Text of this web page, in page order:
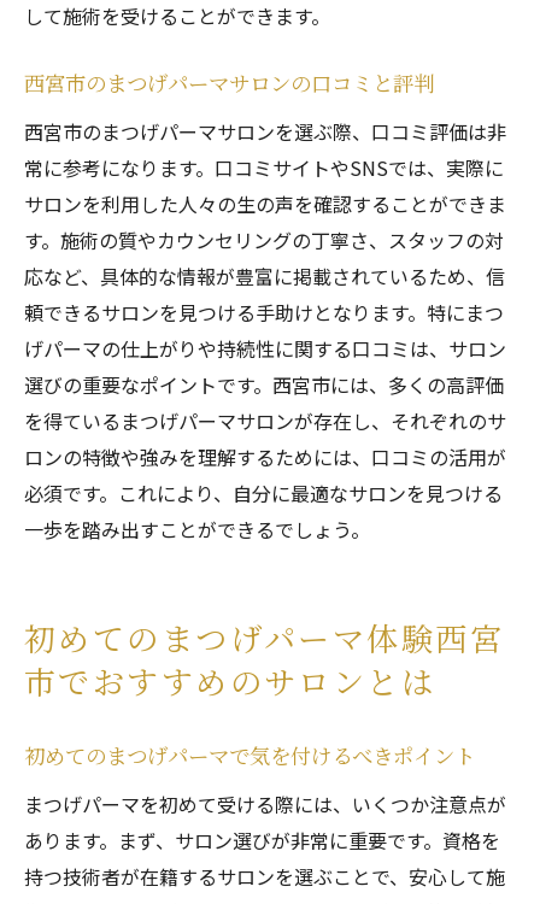
して施術を受けることができます。
西宮市のまつげパーマサロンの口コミと評判
西宮市のまつげパーマサロンを選ぶ際、口コミ評価は非
常に参考になります。口コミサイトやSNSでは、実際に
サロンを利用した人々の生の声を確認することができま
す。施術の質やカウンセリングの丁寧さ、スタッフの対
応など、具体的な情報が豊富に掲載されているため、信
頼できるサロンを見つける手助けとなります。特にまつ
げパーマの仕上がりや持続性に関する口コミは、サロン
選びの重要なポイントです。西宮市には、多くの高評価
を得ているまつげパーマサロンが存在し、それぞれのサ
ロンの特徴や強みを理解するためには、口コミの活用が
必須です。これにより、自分に最適なサロンを見つける
一歩を踏み出すことができるでしょう。
初めてのまつげパーマ体験西宮
市でおすすめのサロンとは
初めてのまつげパーマで気を付けるべきポイント
まつげパーマを初めて受ける際には、いくつか注意点が
あります。まず、サロン選びが非常に重要です。資格を
持つ技術者が在籍するサロンを選ぶことで、安心して施